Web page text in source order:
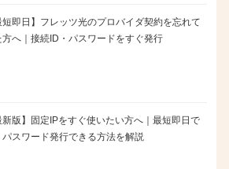
短即日】フレッツ光のプロバイダ契約を忘れて
方へ｜接続ID・パスワードをすぐ発行
新版】固定IPをすぐ使いたい方へ｜最短即日で
パスワード発行できる方法を解説